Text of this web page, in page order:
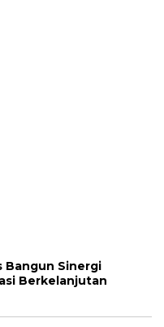
Bangun Sinergi
Berkelanjutan